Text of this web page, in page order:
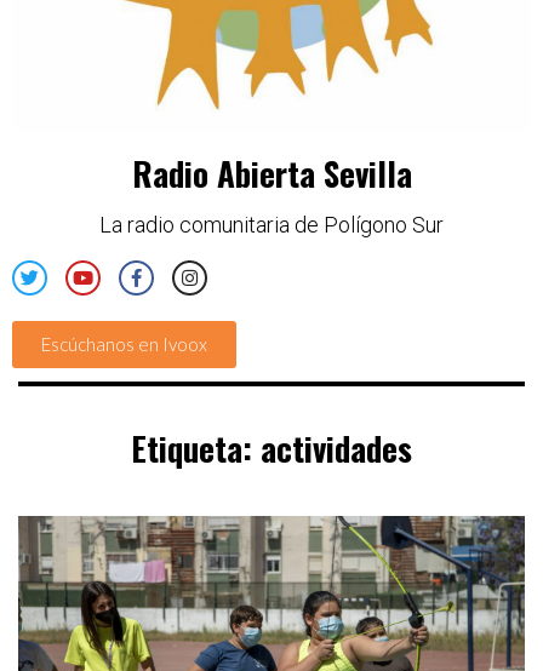
Radio Abierta Sevilla
La radio comunitaria de Polígono Sur
Escúchanos en Ivoox
Etiqueta: actividades